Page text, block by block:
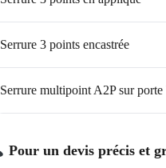
Serrure 3 points encastrée
Serrure multipoint A2P sur porte
Pour un devis précis et